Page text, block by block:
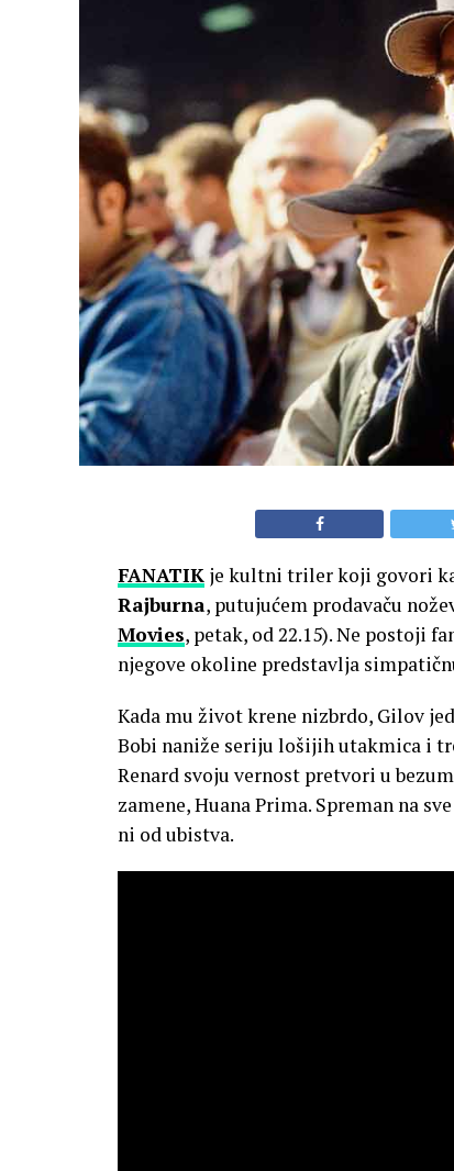
FANATIK je kultni triler koji govori
Rajburna, putujućem prodavaču
Movies, petak, od 22.15). Ne postoji
njegove okoline predstavlja
Kada mu život krene nizbrdo, Gilov
Bobi naniže seriju lošijih utakmica i
Renard svoju vernost pretvori u
zamene, Huana Prima. Spreman na
ni od ubistva.